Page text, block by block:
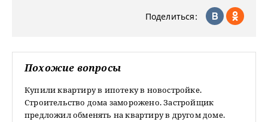
Поделиться:
Похожие вопросы
Купили квартиру в ипотеку в новостройке.
Строительство дома заморожено. Застройщик
предложил обменять на квартиру в другом доме.